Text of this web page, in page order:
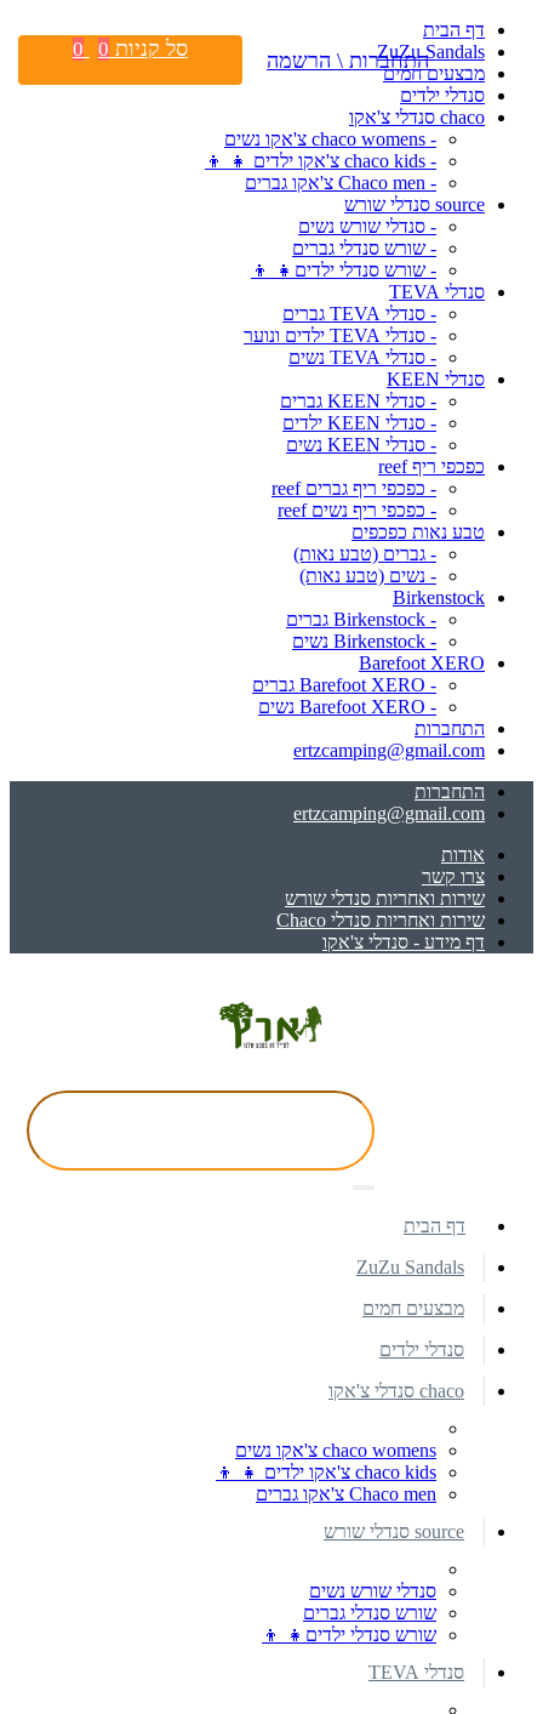
דף הבית
ZuZu Sandals
מבצעים חמים
סנדלי ילדים
chaco סנדלי צ'אקו
- chaco womens צ'אקו נשים
- chaco kids צ'אקו ילדים 👧 👦
- Chaco men צ'אקו גברים
source סנדלי שורש
- סנדלי שורש נשים
- שורש סנדלי גברים
- שורש סנדלי ילדים👧 👦
סנדלי TEVA
- סנדלי TEVA גברים
- סנדלי TEVA ילדים ונוער
- סנדלי TEVA נשים
סנדלי KEEN
- סנדלי KEEN גברים
- סנדלי KEEN ילדים
- סנדלי KEEN נשים
כפכפי ריף reef
- כפכפי ריף גברים reef
- כפכפי ריף נשים reef
טבע נאות כפכפים
- גברים (טבע נאות)
- נשים (טבע נאות)
Birkenstock
- Birkenstock גברים
- Birkenstock נשים
Barefoot XERO
- Barefoot XERO גברים
- Barefoot XERO נשים
התחברות
ertzcamping@gmail.com
התחברות
ertzcamping@gmail.com
אודות
צרו קשר
שירות ואחריות סנדלי שורש
שירות ואחריות סנדלי Chaco
דף מידע - סנדלי צ'אקו
התחברות \ הרשמה סל קניות 0
0
דף הבית
ZuZu Sandals
מבצעים חמים
סנדלי ילדים
chaco סנדלי צ'אקו
chaco womens צ'אקו נשים
chaco kids צ'אקו ילדים 👧 👦
Chaco men צ'אקו גברים
source סנדלי שורש
סנדלי שורש נשים
שורש סנדלי גברים
שורש סנדלי ילדים👧 👦
סנדלי TEVA